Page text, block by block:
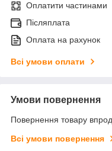
Оплатити частинами
Післяплата
Оплата на рахунок
Всі умови оплати
Умови повернення
Повернення товару
Всі умови повернення